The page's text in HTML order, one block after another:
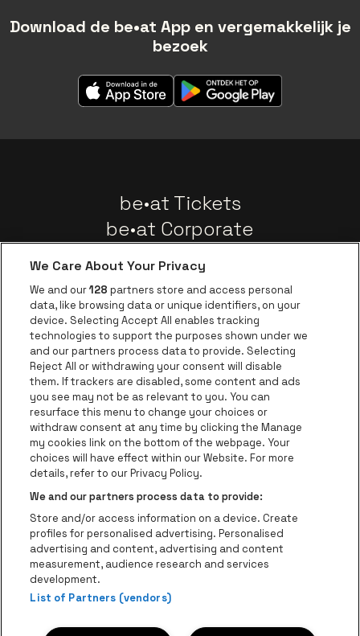
Download de be•at App en vergemakkelijk je
bezoek
be•at Tickets
be•at Corporate
Nieuws
Instagram
Facebook
Threads
TiktokYoutube
Ga naar de website van AFAS Software logo
Ga naar de website van Lotto
Ga naar de
Ga naar de website van Trixxo
Ga naar de
Ga naar de website van Coca-Cola
Ga naar de website van
Ga naar de
Ga naar de website van
Ga naar de website
be•at Business is een deel vanbe•at
Be-At Venues
Schijnpoortweg 119, 2170 Antwerpen
BTW (BE) 0461.051.688 - RPR Antwerpen
BNP Paribas Fortis - IBAN: BE93 2200 4925 0067 - BIC:
GEBABEBB
We Care About Your Privacy
We and our128 partners store and access personal
data, like browsing data or unique identifiers, on your
device. Selecting Accept All enables tracking
technologies to support the purposes shown under we
and our partners process data to provide. Selecting
Reject All or withdrawing your consent will disable
them. If trackers are disabled, some content and ads
you see may not be as relevant to you. You can
resurface this menu to change your choices or
withdraw consent at any time by clicking the Manage
my cookies link on the bottom of the webpage. Your
choices will have effect within our Website. For more
details, refer to our Privacy Policy.
We and our partners process data to provide:
Store and/or access information on a device. Create
profiles for personalised advertising. Personalised
advertising and content, advertising and content
measurement, audience research and services
development.
List of Partners (vendors)